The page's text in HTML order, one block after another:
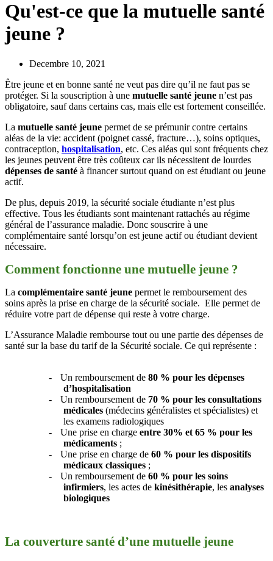
Qu'est-ce que la mutuelle santé
jeune ?
Decembre 10, 2021
Être jeune et en bonne santé ne veut pas dire qu’il ne faut pas se
protéger. Si la souscription à une mutuelle santé jeune n’est pas
obligatoire, sauf dans certains cas, mais elle est fortement conseillée.
La mutuelle santé jeune permet de se prémunir contre certains
aléas de la vie: accident (poignet cassé, fracture…), soins optiques,
contraception, hospitalisation, etc. Ces aléas qui sont fréquents chez
les jeunes peuvent être très coûteux car ils nécessitent de lourdes
dépenses de santé à financer surtout quand on est étudiant ou jeune
actif.
De plus, depuis 2019, la sécurité sociale étudiante n’est plus
effective. Tous les étudiants sont maintenant rattachés au régime
général de l’assurance maladie. Donc souscrire à une
complémentaire santé lorsqu’on est jeune actif ou étudiant devient
nécessaire.
Comment fonctionne une mutuelle jeune ?
La complémentaire santé jeune permet le remboursement des
soins après la prise en charge de la sécurité sociale. Elle permet de
réduire votre part de dépense qui reste à votre charge.
L’Assurance Maladie rembourse tout ou une partie des dépenses de
santé sur la base du tarif de la Sécurité sociale. Ce qui représente :
- Un remboursement de 80 % pour les dépenses
d’hospitalisation
-
Un remboursement de 70 % pour les consultations
médicales (médecins généralistes et spécialistes) et
les examens radiologiques
-
Une prise en charge entre 30% et 65 % pour les
médicaments ;
-
Une prise en charge de 60 % pour les dispositifs
médicaux classiques ;
-
Un remboursement de 60 % pour les soins
infirmiers, les actes de kinésithérapie, les analyses
biologiques
La couverture santé d’une mutuelle jeune